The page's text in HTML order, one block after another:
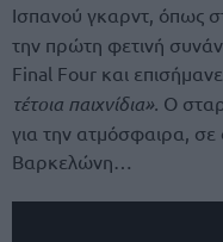
Ισπανού γκαρντ, όπως
την πρώτη φετινή
Final Four και επισήμανε
τέτοια παιχνίδια». Ο
για την ατμόσφαιρα, σε
Βαρκελώνη…